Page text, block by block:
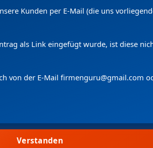
Firmenguru Ltd | alle Rechte vorbehalten
verwenden Cookies.
Allen zustimmen
Kunden per E-Mail (die uns
als Link eingefügt wurde, ist diese
von der E-Mail firmenguru@gmail.com
Verstanden